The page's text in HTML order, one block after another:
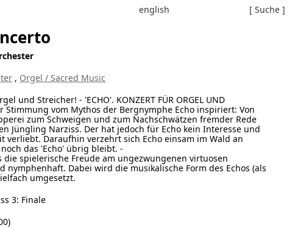
english [ Suche ]
, Orgel / Sacred Music
und Streicher! - 'ECHO'. KONZERT FÜR ORGEL UND
Stimmung vom Mythos der Bergnymphe Echo inspiriert: Von
zum Schweigen und zum Nachschwätzen fremder Rede
Jüngling Narziss. Der hat jedoch für Echo kein Interesse und
verliebt. Daraufhin verzehrt sich Echo einsam im Wald an
das 'Echo' übrig bleibt. -
spielerische Freude am ungezwungenen virtuosen
nymphenhaft. Dabei wird die musikalische Form des Echos (als
umgesetzt.
3: Finale